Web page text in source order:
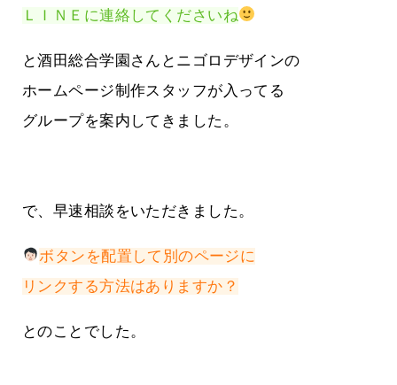
ＬＩＮＥに連絡してくださいね
と酒田総合学園さんとニゴロデザインの
ホームページ制作スタッフが入ってる
グループを案内してきました。
で、早速相談をいただきました。
ボタンを配置して別のページに
リンクする方法はありますか？
とのことでした。